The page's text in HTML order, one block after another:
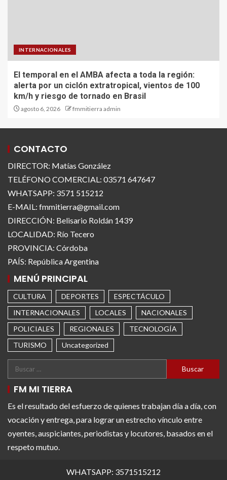
INTERNACIONALES
El temporal en el AMBA afecta a toda la región:
alerta por un ciclón extratropical, vientos de 100
km/h y riesgo de tornado en Brasil
agosto 6, 2026 fmmitierra admin
CONTACTO
DIRECTOR: Matías González
TELÉFONO COMERCIAL: 03571 647647
WHATSAPP: 3571 515212
E-MAIL: fmmitierra@gmail.com
DIRECCIÓN: Belisario Roldán 1439
LOCALIDAD: Río Tecero
PROVINCIA: Córdoba
PAÍS: República Argentina
MENÚ PRINCIPAL
CULTURA DEPORTES
ESPECTÁCULO
INTERNACIONALES
LOCALES
NACIONALES
POLICIALES
REGIONALES
TECNOLOGÍA
TURISMO
Uncategorized
FM MI TIERRA
Es el resultado del esfuerzo de quienes trabajan día a día, con
vocación y entrega, para lograr un estrecho vínculo entre
oyentes, auspiciantes, periodistas y locutores, basados en el
respeto mutuo.
WHATSAPP: 3571515212